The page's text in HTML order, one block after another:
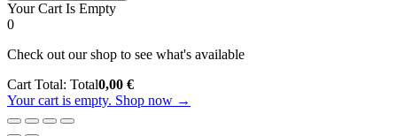
Your Cart Is Empty
0
Check out our shop to see what's available
Cart Total: Total0,00 €
Your cart is empty. Shop now →